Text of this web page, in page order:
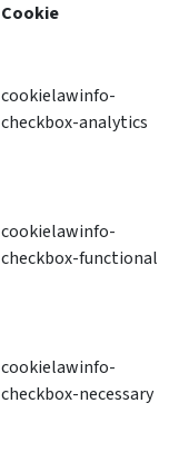
Cookie
cookielawinfo-
checkbox-analytics
cookielawinfo-
checkbox-functional
cookielawinfo-
checkbox-necessary